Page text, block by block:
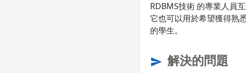
RDBMS技術 的專業人員互
它也可以用於希望獲得熟
的學生。
send 解決的問題